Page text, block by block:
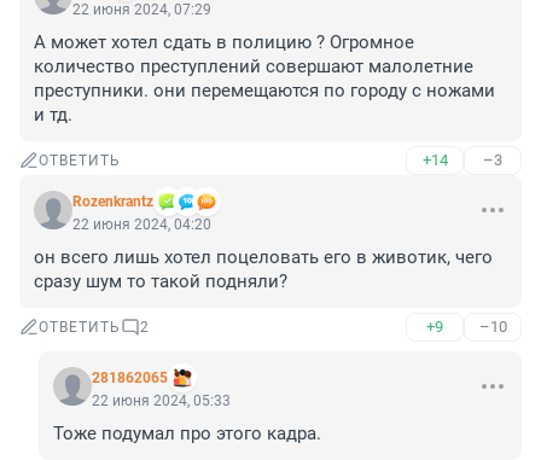
22 июня 2024, 07:29
А может хотел сдать в полицию ? Огромное
количество преступлений совершают малолетние
преступники. они перемещаются по городу с ножами
и тд.
ОТВЕТИТЬ +14 –3
Rozenkrantz
22 июня 2024, 04:20
он всего лишь хотел поцеловать его в животик, чего
сразу шум то такой подняли?
ОТВЕТИТЬ 2 +9 –10
281862065
22 июня 2024, 05:33
Тоже подумал про этого кадра.